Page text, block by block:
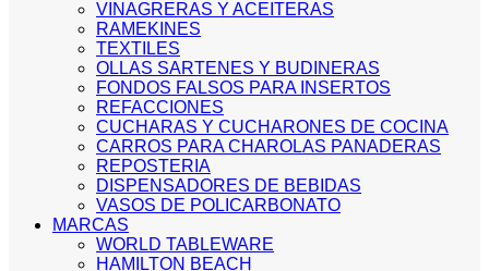
VINAGRERAS Y ACEITERAS
RAMEKINES
TEXTILES
OLLAS SARTENES Y BUDINERAS
FONDOS FALSOS PARA INSERTOS
REFACCIONES
CUCHARAS Y CUCHARONES DE COCINA
CARROS PARA CHAROLAS PANADERAS
REPOSTERIA
DISPENSADORES DE BEBIDAS
VASOS DE POLICARBONATO
MARCAS
WORLD TABLEWARE
HAMILTON BEACH